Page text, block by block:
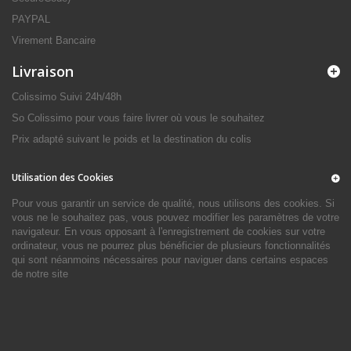
PAYPAL
Virement Bancaire
Livraison
Colissimo Suivi 24h/48h
So Colissimo pour vous faire livrer où vous le souhaitez
Prix adapté suivant le poids et la destination du colis
Utilisation des Cookies
Pour vous garantir un service de qualité, nous utilisons des cookies. Si
vous ne le souhaitez pas, vous pouvez modifier les paramètres de votre
navigateur. En vous opposant à l'enregistrement de cookies sur votre
ordinateur, vous ne pourrez plus bénéficier de plusieurs fonctionnalités
qui sont néanmoins nécessaires pour naviguer dans certains espaces
de notre site